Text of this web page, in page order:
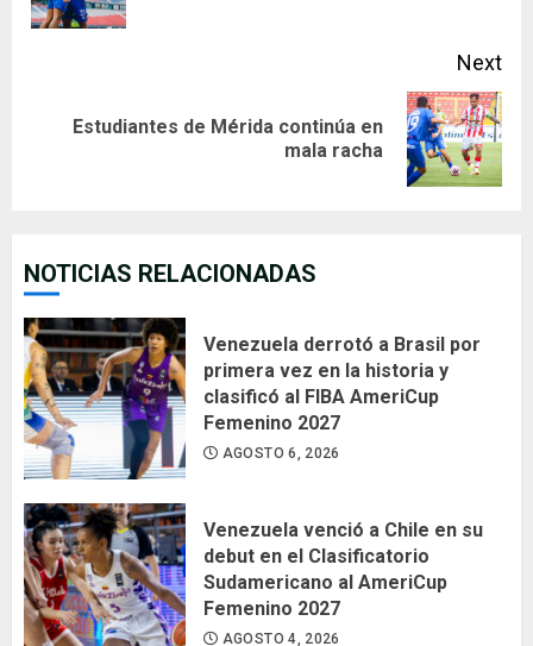
Next
NextEstudiantes de Mérida continúa en
mala racha
NOTICIAS RELACIONADAS
Venezuela derrotó a Brasil por
primera vez en la historia y
clasificó al FIBA AmeriCup
Femenino 2027
AGOSTO 6, 2026
Venezuela venció a Chile en su
debut en el Clasificatorio
Sudamericano al AmeriCup
Femenino 2027
AGOSTO 4, 2026